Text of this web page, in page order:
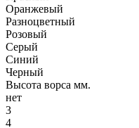
Оранжевый
Разноцветный
Розовый
Серый
Синий
Черный
Высота ворса мм.
нет
3
4